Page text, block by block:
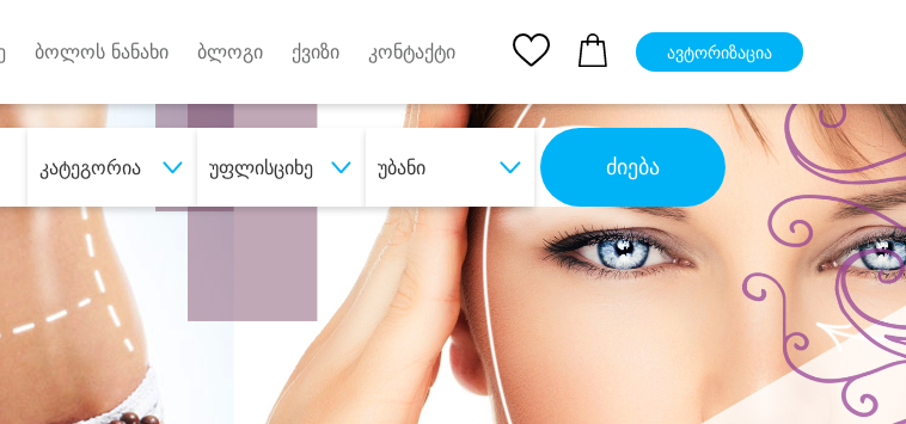
ბოლოს ნანახი ბლოგი ქვიზი კონტაქტი ავტორიზაცია
კატეგორია უფლისციხე უბანი ძიება
მომსახურებადიდი დანაზოგით